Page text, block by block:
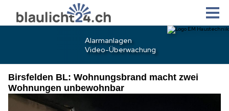
Birsfelden BL: Wohnungsbrand macht zwei
Wohnungen unbewohnbar